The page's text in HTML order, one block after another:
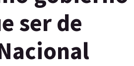
ser de